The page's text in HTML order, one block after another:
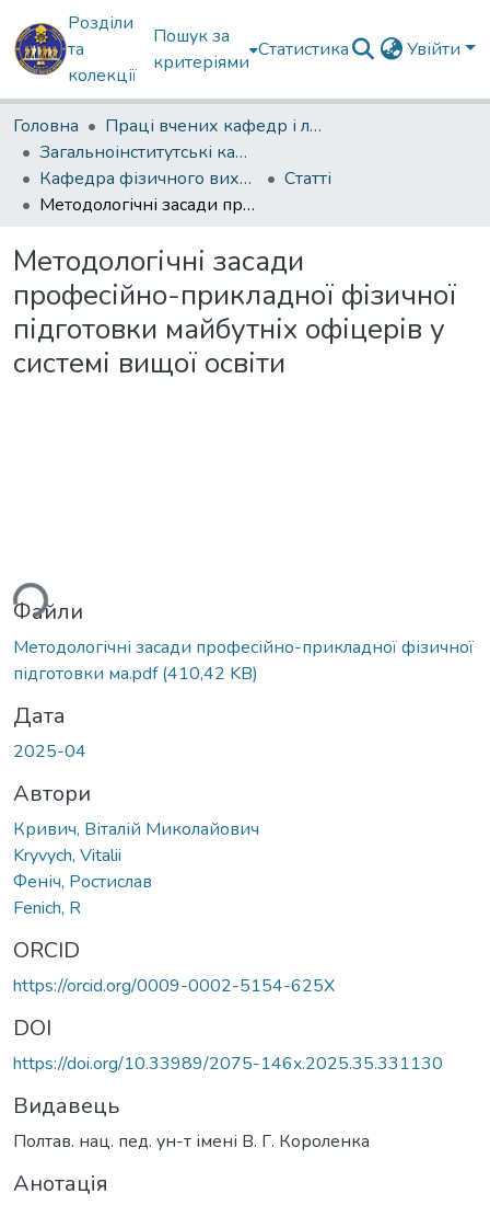
Розділи
та
колекції
Пошук за
критеріями
Статистика Увійти
Головна
Праці вчених кафедр і лабораторій
Загальноінститутські кафедри
Кафедра фізичного виховання, спеціальної фізичної підготовки і спорту
Статті
Методологічні засади професійно-прикладної фізичної підготовки майбутніх офіцерів у системі вищої освіти
Методологічні засади
професійно-прикладної фізичної
підготовки майбутніх офіцерів у
системі вищої освіти
Файли
Методологічні засади професійно-прикладної фізичної
підготовки ма.pdf(410,42 KB)
Дата
2025-04
Автори
Кривич, Віталій Миколайович
Kryvych, Vitalii
Феніч, Ростислав
Fenich, R
ORCID
https://orcid.org/0009-0002-5154-625X
DOI
https://doi.org/10.33989/2075-146x.2025.35.331130
Видавець
Полтав. нац. пед. ун-т імені В. Г. Короленка
Анотація